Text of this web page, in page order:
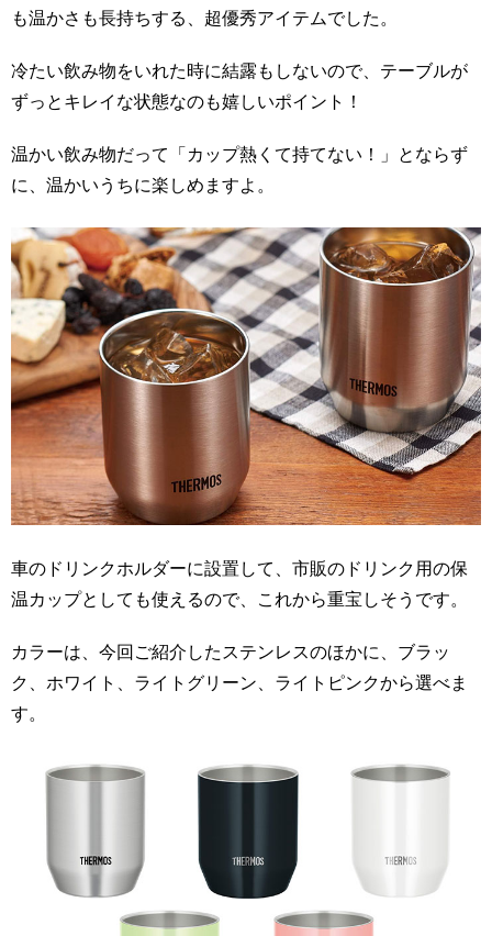
も温かさも長持ちする、超優秀アイテムでした。
冷たい飲み物をいれた時に結露もしないので、テーブルが
ずっとキレイな状態なのも嬉しいポイント！
温かい飲み物だって「カップ熱くて持てない！」とならず
に、温かいうちに楽しめますよ。
車のドリンクホルダーに設置して、市販のドリンク用の保
温カップとしても使えるので、これから重宝しそうです。
カラーは、今回ご紹介したステンレスのほかに、ブラッ
ク、ホワイト、ライトグリーン、ライトピンクから選べま
す。